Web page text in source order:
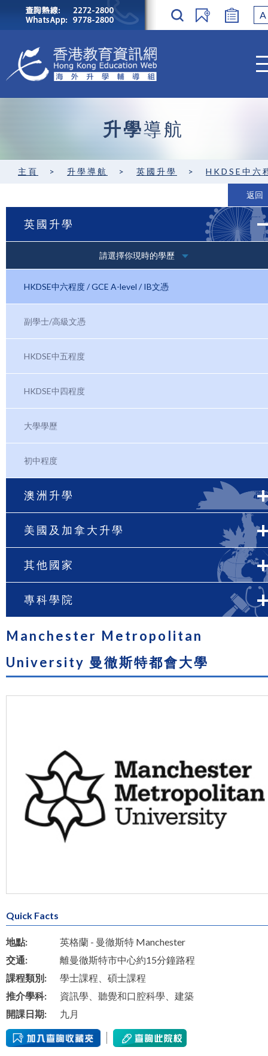
A
升學導航
主頁 > 升學導航 > 英國升學 > HKDSE中六程度 / GCE A-
返回
英國升學
請選擇你現時的學歷
HKDSE中六程度 / GCE A-level / IB文憑
副學士/高級文憑
HKDSE中五程度
HKDSE中四程度
大學學歷
初中程度
澳洲升學
美國及加拿大升學
其他國家
專科學院
Manchester Metropolitan
University 曼徹斯特都會大學
Quick Facts
地點:
英格蘭 - 曼徹斯特 Manchester
交通:
離曼徹斯特市中心約15分鐘路程
課程類別:
學士課程、碩士課程
推介學科:
資訊學、聽覺和口腔科學、建築
開課日期:
九月